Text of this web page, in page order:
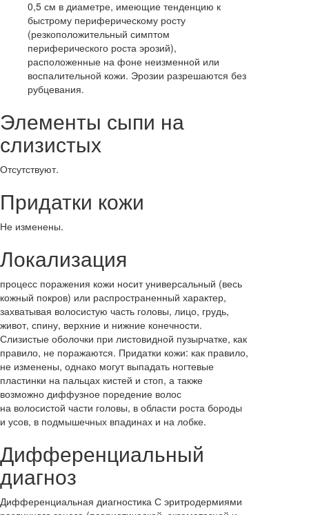
0,5 см в диаметре, имеющие тенденцию к
быстрому периферическому росту
(резкоположительный симптом
периферического роста эрозий),
расположенные на фоне неизменной или
воспалительной кожи. Эрозии разрешаются без
рубцевания.
Элементы сыпи на
слизистых
Отсутствуют.
Придатки кожи
Не изменены.
Локализация
процесс поражения кожи носит универсальный (весь
кожный покров) или распространенный характер,
захватывая волосистую часть головы, лицо, грудь,
живот, спину, верхние и нижние конечности.
Слизистые оболочки при листовидной пузырчатке, как
правило, не поражаются. Придатки кожи: как правило,
не изменены, однако могут выпадать ногтевые
пластинки на пальцах кистей и стоп, а также
возможно диффузное поредение волос
на волосистой части головы, в области роста бороды
и усов, в подмышечных впадинах и на лобке.
Дифференциальный
диагноз
Дифференциальная диагностика С эритродермиями